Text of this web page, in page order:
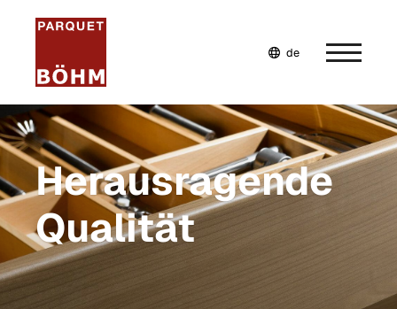
de
fr
Herausragende
Qualität
Home
Unternehmen
Wohnwelten
Leistungen